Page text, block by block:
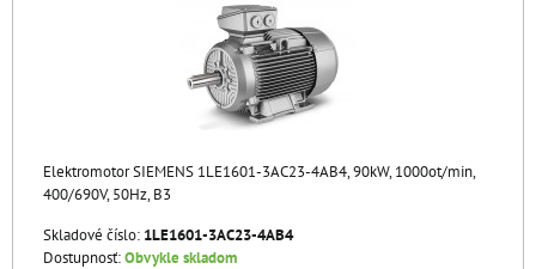
Elektromotor SIEMENS 1LE1601-3AC23-4AB4, 90kW, 1000ot/min,
400/690V, 50Hz, B3
Skladové číslo: 1LE1601-3AC23-4AB4
Dostupnosť:Obvykle skladom